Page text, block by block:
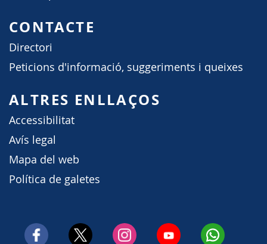
CONTACTE
Directori
Peticions d'informació, suggeriments i queixes
ALTRES ENLLAÇOS
Accessibilitat
Avís legal
Mapa del web
Política de galetes